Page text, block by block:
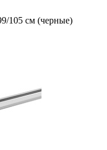
105 см (черные)